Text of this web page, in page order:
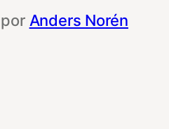
Anders Norén